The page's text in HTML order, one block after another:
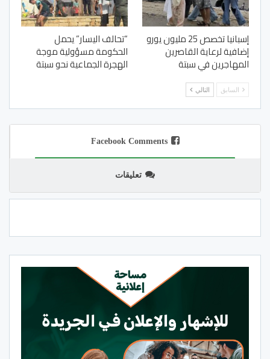
إسبانيا تخصص 25 مليون يورو
إضافية لرعاية القاصرين
المهاجرين في سبتة
“تحالف اليسار” يحمل
الحكومة مسؤولية موجة
الهجرة الجماعية نحو سبتة
السابق التالي
Facebook Comments
تعليقات